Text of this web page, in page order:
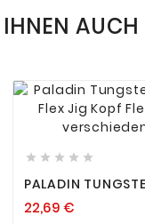
AUCH
 
    
PALADIN
FLEXIBLER
22,69 €